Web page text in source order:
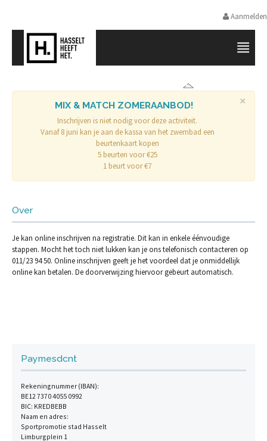
Aanmelden
SPORTPROMOTIE HASSELT
×
MIX & MATCH ZOMERAANBOD!
Inschrijven is niet nodig voor deze activiteit.
Vanaf 8 juni kan je aan de kassa van het zwembad een
beurtenkaart kopen
5 beurten voor €25
1 beurt voor €7
Over
Je kan online inschrijven na registratie. Dit kan in enkele éénvoudige
stappen. Mocht het toch niet lukken kan je ons telefonisch contacteren op
011/23 94 50. Online inschrijven geeft je het voordeel dat je onmiddellijk
online kan betalen. De doorverwijzing hiervoor gebeurt automatisch.
Paymesdcnt
Rekeningnummer (IBAN):
BE12 7370 4055 0992
BIC: KREDBEBB
Naam en adres:
Sportpromotie stad Hasselt
Limburgplein 1